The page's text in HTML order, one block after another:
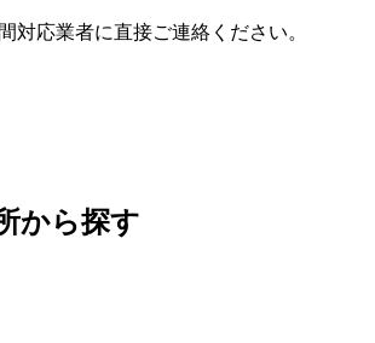
対応業者に直接ご連絡ください。
から探す